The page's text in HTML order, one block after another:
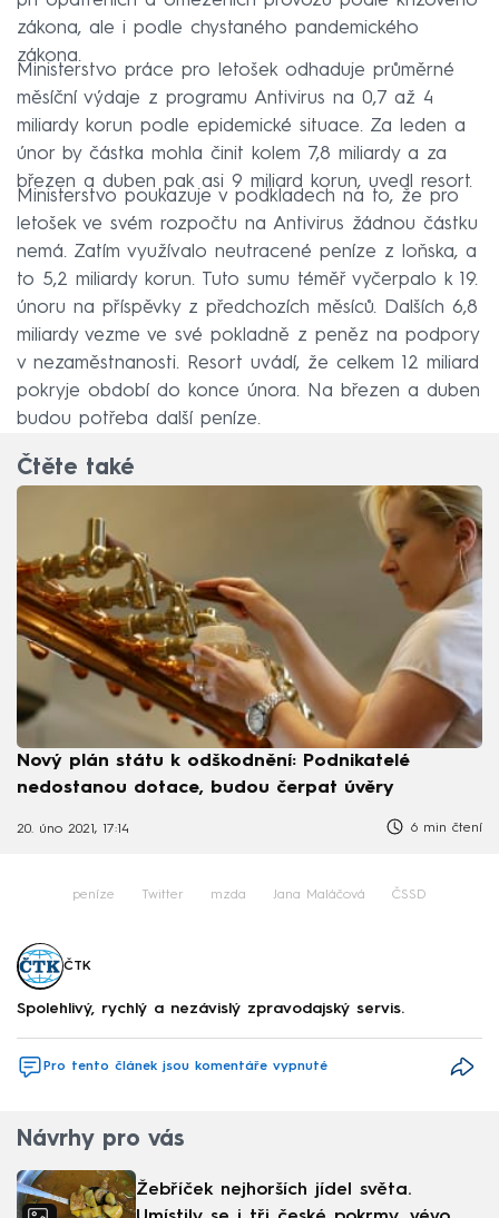
zákona, ale i podle chystaného pandemického
zákona.
Ministerstvo práce pro letošek odhaduje průměrné
měsíční výdaje z programu Antivirus na 0,7 až 4
miliardy korun podle epidemické situace. Za leden a
únor by částka mohla činit kolem 7,8 miliardy a za
březen a duben pak asi 9 miliard korun, uvedl resort.
Ministerstvo poukazuje v podkladech na to, že pro
letošek ve svém rozpočtu na Antivirus žádnou částku
nemá. Zatím využívalo neutracené peníze z loňska, a
to 5,2 miliardy korun. Tuto sumu téměř vyčerpalo k 19.
únoru na příspěvky z předchozích měsíců. Dalších 6,8
miliardy vezme ve své pokladně z peněz na podpory
v nezaměstnanosti. Resort uvádí, že celkem 12 miliard
pokryje období do konce února. Na březen a duben
budou potřeba další peníze.
Čtěte také
Nový plán státu k odškodnění: Podnikatelé
nedostanou dotace, budou čerpat úvěry
20. úno 2021, 17:14 6 min čtení
peníze Twitter mzda Jana Maláčová ČSSD
ČTK
Spolehlivý, rychlý a nezávislý zpravodajský servis.
Pro tento článek jsou komentáře vypnuté
Návrhy pro vás
Žebříček nejhorších jídel světa.